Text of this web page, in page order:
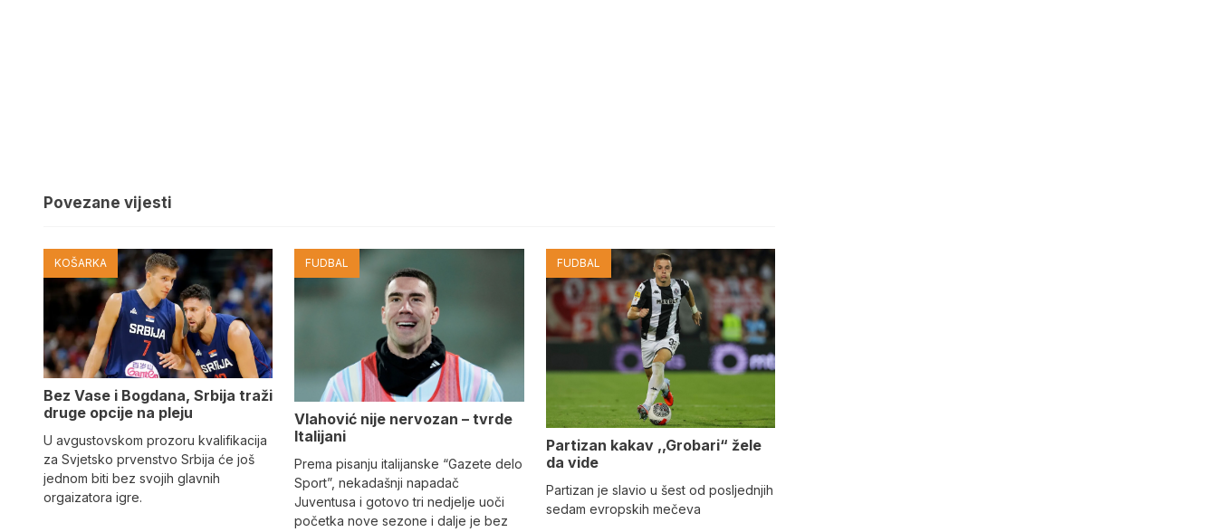
Povezane vijesti
KOŠARKA
Bez Vase i Bogdana, Srbija traži
druge opcije na pleju
U avgustovskom prozoru kvalifikacija
za Svjetsko prvenstvo Srbija će još
jednom biti bez svojih glavnih
orgaizatora igre.
FUDBAL
Vlahović nije nervozan – tvrde
Italijani
Prema pisanju italijanske “Gazete delo
Sport”, nekadašnji napadač
Juventusa i gotovo tri nedjelje uoči
početka nove sezone i dalje je bez
FUDBAL
Partizan kakav ,,Grobari“ žele
da vide
Partizan je slavio u šest od posljednjih
sedam evropskih mečeva